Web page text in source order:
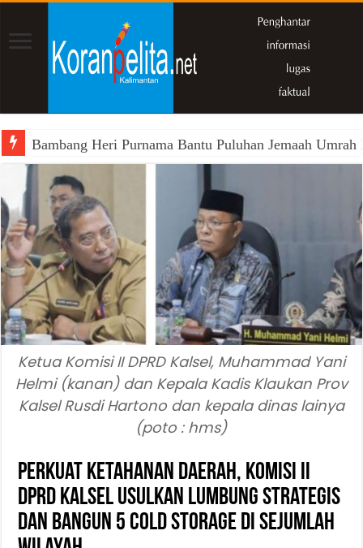
Bambang Heri Purnama Bantu Puluhan Jemaah
Ketua Komisi II DPRD Kalsel, Muhammad Yani
Helmi (kanan) dan Kepala Kadis Klaukan Prov
Kalsel Rusdi Hartono dan kepala dinas lainya
(poto : hms)
Perkuat Ketahanan Daerah, Komisi II
DPRD Kalsel Usulkan Lumbung Strategis
dan Bangun 5 Cold Storage di Sejumlah